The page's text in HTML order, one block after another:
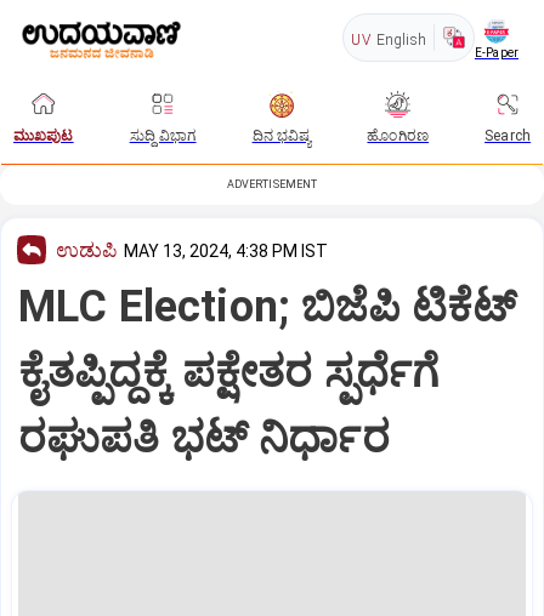
UV English
E-Paper
ಮುಖಪುಟ ಸುದ್ದಿ ವಿಭಾಗ ದಿನ ಭವಿಷ್ಯ ಹೊಂಗಿರಣ Search
ADVERTISEMENT
ಉಡುಪಿ MAY 13, 2024, 4:38 PM IST
MLC Election; ಬಿಜೆಪಿ ಟಿಕೆಟ್
ಕೈತಪ್ಪಿದ್ದಕ್ಕೆ ಪಕ್ಷೇತರ ಸ್ಪರ್ಧೆಗೆ
ರಘುಪತಿ ಭಟ್ ನಿರ್ಧಾರ